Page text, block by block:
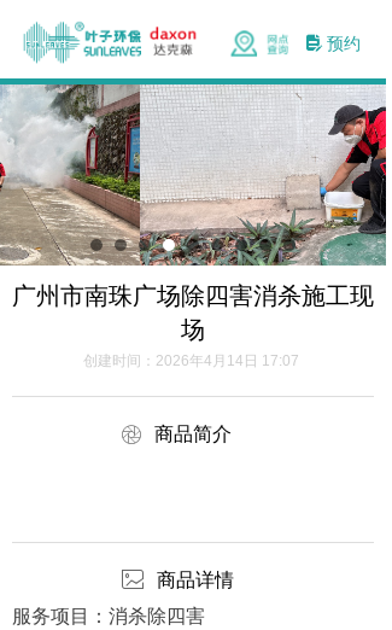
넖 预约
广州市南珠广场除四害消杀施工现
场
商品简介
创建时间： 2026年4月14日 17:07
商品详情
服务项目：消杀除四害
ꁵ
ꂈ